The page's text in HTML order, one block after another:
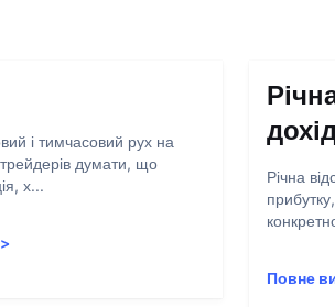
і тимчасовий рух на
думати, що
х...
>
Річна
Повне